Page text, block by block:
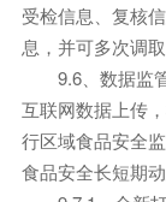
受检信息、复核
息，并可多次调
9.6、数据监管
互联网数据上传
行区域食品安全
食品安全长短期